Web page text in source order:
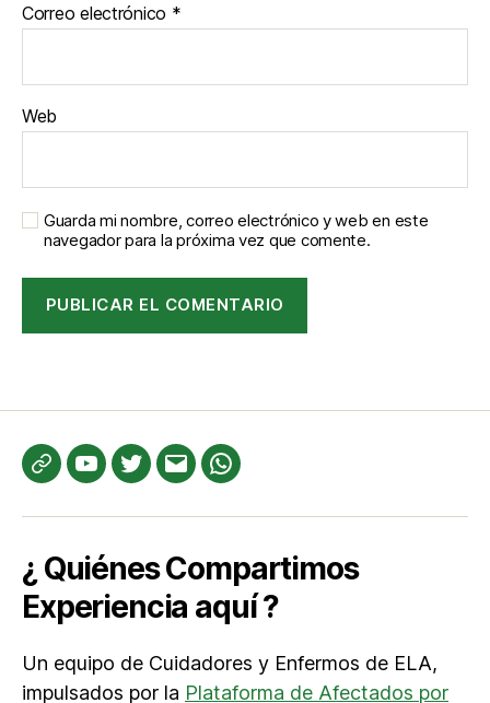
Correo electrónico *
Web
Guarda mi nombre, correo electrónico y web en este
navegador para la próxima vez que comente.
Te
YouTubeTwitterCorreoWhatsApp
¿ Quiénes Compartimos
Experiencia aquí ?
Un equipo de Cuidadores y Enfermos de ELA,
impulsados por la Plataforma de Afectados por